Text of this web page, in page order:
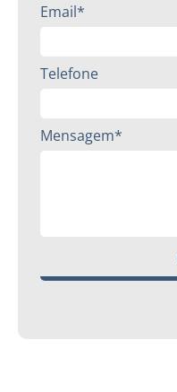
Email*
Telefone
Mensagem*